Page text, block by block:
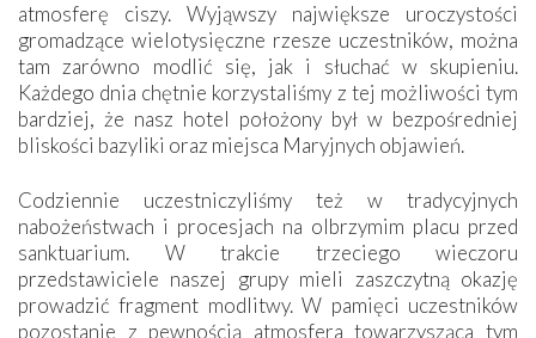
atmosferę ciszy. Wyjąwszy największe uroczystości
gromadzące wielotysięczne rzesze uczestników, można
tam zarówno modlić się, jak i słuchać w skupieniu.
Każdego dnia chętnie korzystaliśmy z tej możliwości tym
bardziej, że nasz hotel położony był w bezpośredniej
bliskości bazyliki oraz miejsca Maryjnych objawień.
Codziennie uczestniczyliśmy też w tradycyjnych
nabożeństwach i procesjach na olbrzymim placu przed
sanktuarium. W trakcie trzeciego wieczoru
przedstawiciele naszej grupy mieli zaszczytną okazję
prowadzić fragment modlitwy. W pamięci uczestników
pozostanie z pewnością atmosfera towarzysząca tym